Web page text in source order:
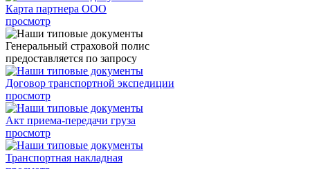
Карта партнера ООО
просмотр
Генеральный страховой полис
предоставляется по запросу
Договор транспортной экспедиции
просмотр
Акт приема-передачи груза
просмотр
Транспортная накладная